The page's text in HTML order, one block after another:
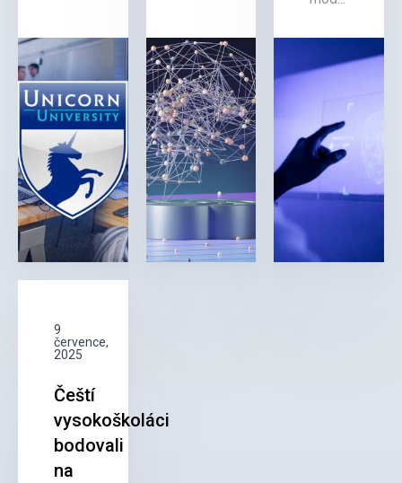
9
července,
2025
Čeští
vysokoškoláci
bodovali
na